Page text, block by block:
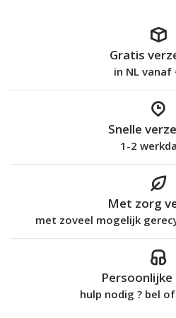
Gratis
in NL vanaf
Snelle
1-2
Met zorg
met zoveel mogelijk
Persoonlijke
hulp nodig ? bel